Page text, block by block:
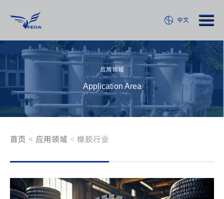
中文
应用领域
Application Area
首页 应用领域 橡胶行业